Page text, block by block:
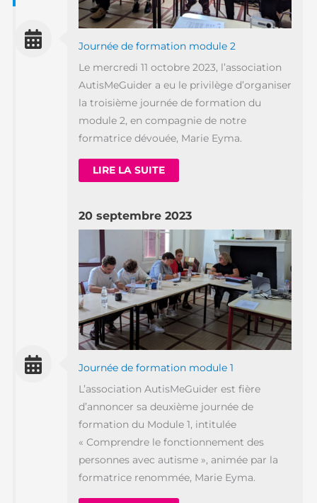
Journée de formation module 2
Le mercredi 11 octobre 2023, l’association
AutisMeGuider a eu le privilège d’organiser
la troisième journée de formation du
module 2, en compagnie de notre
formatrice dévouée, Marie Eyma.
LIRE LA SUITE
20 septembre 2023
Journée de formation module 1
L’association AutisMeGuider est fière
d’annoncer sa deuxième journée de
formation du Module 1, intitulée
« Comprendre le fonctionnement des
personnes avec autisme », animée par la
formatrice renommée, Marie Eyma.